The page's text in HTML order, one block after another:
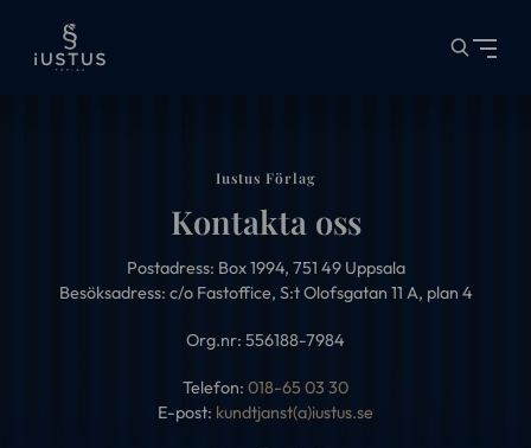
Iustus Förlag
Kontakta oss
Postadress: Box 1994, 751 49 Uppsala
Besöksadress: c/o Fastoffice, S:t Olofsgatan 11 A, plan 4
Org.nr: 556188-7984
Telefon: 018-65 03 30
E-post: kundtjanst(a)iustus.se